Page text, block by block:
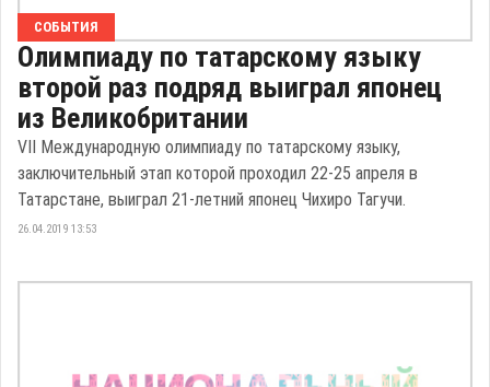
СОБЫТИЯ
Олимпиаду по татарскому языку
второй раз подряд выиграл японец
из Великобритании
VII Международную олимпиаду по татарскому языку,
заключительный этап которой проходил 22-25 апреля в
Татарстане, выиграл 21-летний японец Чихиро Тагучи.
26.04.2019 13:53